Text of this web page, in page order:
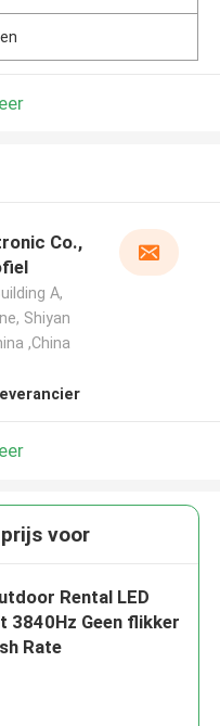
Co.,
A,
Shiyan
,China
voor
Rental LED
3840Hz Geen flikker
Rate